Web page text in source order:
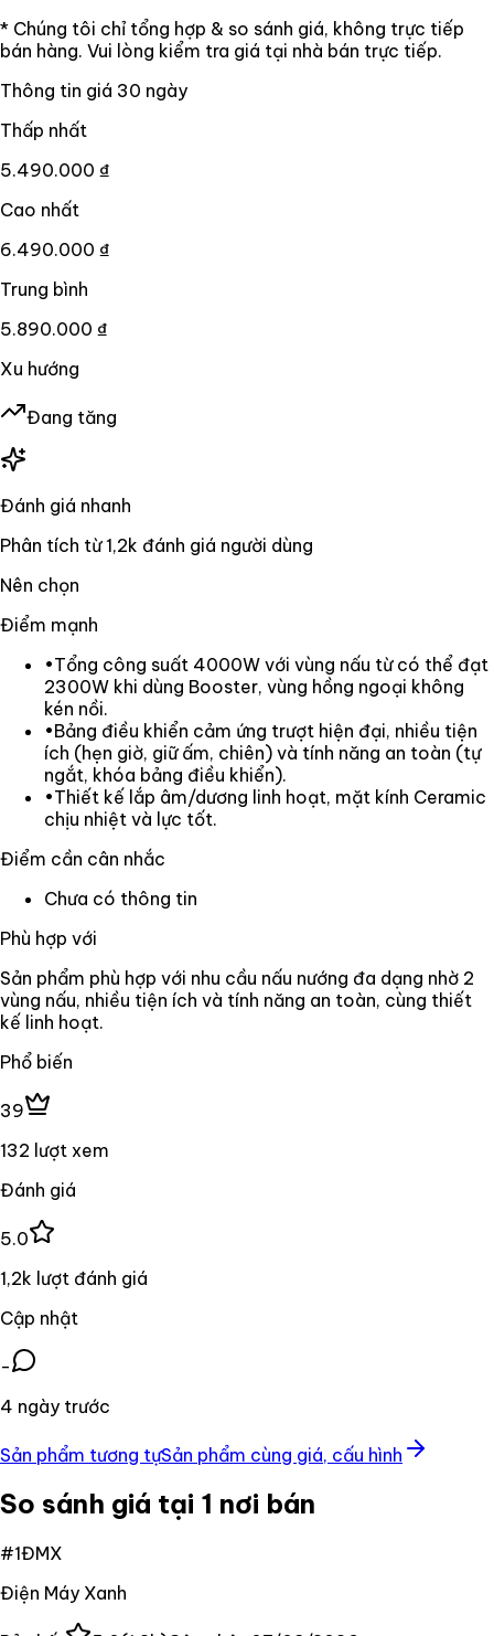
* Chúng tôi chỉ tổng hợp & so sánh giá, không trực tiếp
bán hàng. Vui lòng kiểm tra giá tại nhà bán trực tiếp.
Thông tin giá 30 ngày
Thấp nhất
5.490.000 ₫
Cao nhất
6.490.000 ₫
Trung bình
5.890.000 ₫
Xu hướng
Đang tăng
Đánh giá nhanh
Phân tích từ1,2k đánh giá người dùng
Nên chọn
Điểm mạnh
•Tổng công suất 4000W với vùng nấu từ có thể đạt
2300W khi dùng Booster, vùng hồng ngoại không
kén nồi.
•Bảng điều khiển cảm ứng trượt hiện đại, nhiều tiện
ích (hẹn giờ, giữ ấm, chiên) và tính năng an toàn (tự
ngắt, khóa bảng điều khiển).
•Thiết kế lắp âm/dương linh hoạt, mặt kính Ceramic
chịu nhiệt và lực tốt.
Điểm cần cân nhắc
Chưa có thông tin
Phù hợp với
Sản phẩm phù hợp với nhu cầu nấu nướng đa dạng nhờ 2
vùng nấu, nhiều tiện ích và tính năng an toàn, cùng thiết
kế linh hoạt.
Phổ biến
39
132 lượt xem
Đánh giá
5.0
1,2k lượt đánh giá
Cập nhật
-
4 ngày trước
Sản phẩm tương tựSản phẩm cùng giá, cấu hình
So sánh giá tại 1 nơi bán
#1ĐMX
Điện Máy Xanh